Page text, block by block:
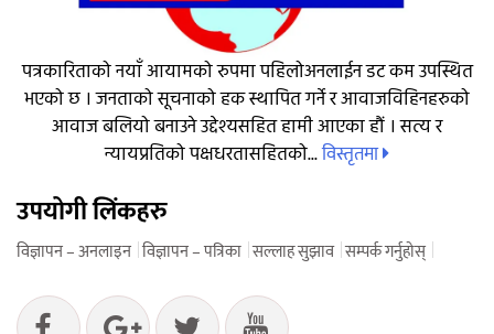
पत्रकारिताको नयाँ आयामको रुपमा पहिलोअनलाईन डट कम उपस्थित
भएको छ । जनताको सूचनाको हक स्थापित गर्ने र आवाजविहिनहरुको
आवाज बलियो बनाउने उद्देश्यसहित हामी आएका हौं । सत्य र
न्यायप्रतिको पक्षधरतासहितको...विस्तृतमा
उपयोगी लिंकहरु
विज्ञापन – अनलाइन विज्ञापन – पत्रिका सल्लाह सुझाव सम्पर्क गर्नुहोस्